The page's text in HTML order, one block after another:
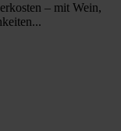
– mit Wein,